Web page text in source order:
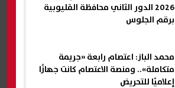
2026 الدور الثاني محافظة القليوبية
برقم الجلوس
محمد الباز: اعتصام رابعة «جريمة
متكاملة».. ومنصة الاعتصام كانت جهازًا
إعلاميًا للتحريض